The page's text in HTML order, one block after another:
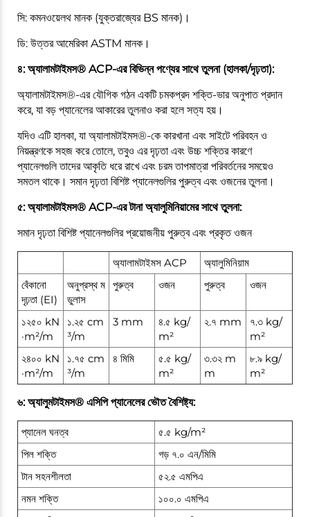
সি: কমনওয়েলথ মানক (যুক্তরাজ্যের BS মানক)।
ডি: উত্তর আমেরিকা ASTM মানক।
৪: অ্যালামটাইমস® ACP-এর বিভিন্ন পণ্যের সাথে তুলনা (হালকা/দৃঢ়তা):
অ্যালামটাইমস®-এর যৌগিক গঠন একটি চমকপ্রদ শক্তি-ভার অনুপাত প্রদান
করে, যা বড় প্যানেলের আকারের তুলনাও করা হলে সত্য হয়।
যদিও এটি হালকা, যা অ্যালামটাইমস®-কে কারখানা এবং সাইটে পরিবহন ও
নিয়ন্ত্রণকে সহজ করে তোলে, তবুও এর দৃঢ়তা এবং উচ্চ শক্তির কারণে
প্যানেলগুলি তাদের আকৃতি ধরে রাখে এবং চরম তাপমাত্রা পরিবর্তনের সময়েও
সমতল থাকে। সমান দৃঢ়তা বিশিষ্ট প্যানেলগুলির পুরুত্ব এবং ওজনের তুলনা।
৫: অ্যালামটাইমস® ACP-এর টানা অ্যালুমিনিয়ামের সাথে তুলনা:
সমান দৃঢ়তা বিশিষ্ট প্যানেলগুলির প্রয়োজনীয় পুরুত্ব এবং প্রকৃত ওজন
অ্যালামটাইমস ACP
অ্যালুমিনিয়াম
বেঁকানো
দৃঢ়তা (EI)
অনুপ্রস্থ ম
ডুলাস
পুরুত্ব ওজন পুরুত্ব ওজন
১২৫০ kN
·m²/m
১.২৫ cm
³/m
3 mm
৪.৫ kg/
m²
২.৭ mm
৭.৩ kg/
m²
২৪০০ kN
·m²/m
১.৭৫ cm
³/m
৪ মিমি
৫.৫ kg/
m²
৩.৩২ m
m
৮.৯ kg/
m²
৬: অ্যালুমটাইমস® এসিপি প্যানেলের ভৌত বৈশিষ্ট্য:
প্যানেল ঘনত্ব
৫.৫ kg/m²
পিল শক্তি
গড় ৭.০ এন/মিমি
টান সহনশীলতা
৫২.৫ এমপিএ
নমন শক্তি
১০০.০ এমপিএ